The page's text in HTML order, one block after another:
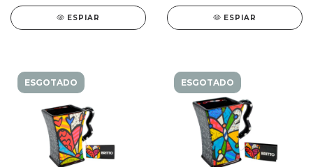
ESPIAR ESPIAR
ESGOTADO ESGOTADO